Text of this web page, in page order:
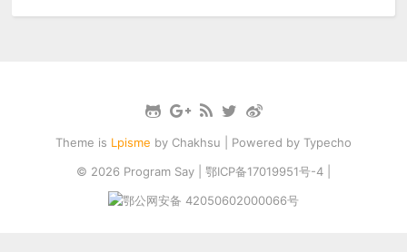
Theme is Lpisme by Chakhsu | Powered by Typecho
© 2026 Program Say 鄂ICP备17019951号-4
鄂公网安备 42050602000066号